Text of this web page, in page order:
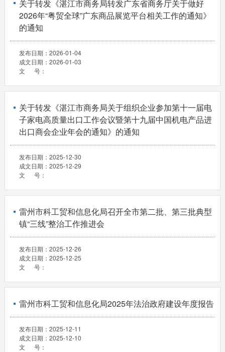
关于转发《湛江市商务局转发广东省商务厅关于做好
2026年“粤贸全球”广东商品展览平台相关工作的通知》
的通知
发布日期： 2026-01-04
成文日期： 2026-01-03
文 号：
关于转发《湛江市商务局关于组织企业参加第十一届电
子家电高质量出口工作会议暨第十九届中国机电产品进
出口商会企业年会的通知》的通知
发布日期： 2025-12-30
成文日期： 2025-12-29
文 号：
雷州市科工贸和信息化局召开全市第二批、第三批典型
镇“三线”整治工作推进会
发布日期： 2025-12-26
成文日期： 2025-12-25
文 号：
雷州市科工贸和信息化局2025年法治政府建设年度报告
发布日期： 2025-12-11
成文日期： 2025-12-10
文 号：